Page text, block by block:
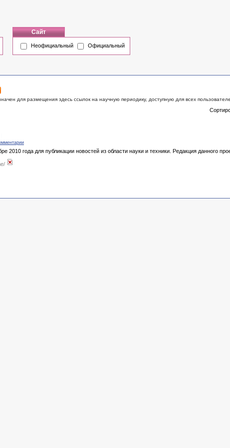
Сайт
Неофициальный Официальный
для размещения здесь ссылок на научную периодику, доступную для всех
2010 года для публикации новостей из области науки и техники. Редакция данного